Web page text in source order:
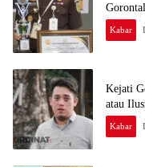
Kabar
Kejati
atau
Kabar